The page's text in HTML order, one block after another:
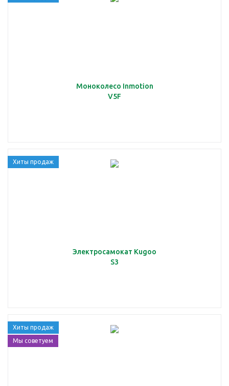
Моноколесо Inmotion
V5F
Хиты продаж
Электросамокат Kugoo
S3
Хиты продаж
Мы советуем